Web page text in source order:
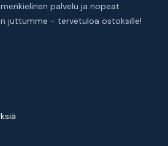
palvelu ja nopeat
juttumme - tervetuloa ostoksille!